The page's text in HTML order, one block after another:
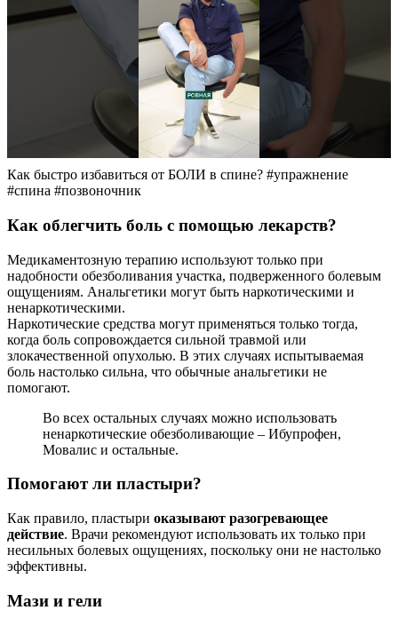
Как быстро избавиться от БОЛИ в спине? #упражнение
#спина #позвоночник
Как облегчить боль с помощью лекарств?
Медикаментозную терапию используют только при
надобности обезболивания участка, подверженного болевым
ощущениям. Анальгетики могут быть наркотическими и
ненаркотическими.
Наркотические средства могут применяться только тогда,
когда боль сопровождается сильной травмой или
злокачественной опухолью. В этих случаях испытываемая
боль настолько сильна, что обычные анальгетики не
помогают.
Во всех остальных случаях можно использовать
ненаркотические обезболивающие – Ибупрофен,
Мовалис и остальные.
Помогают ли пластыри?
Как правило, пластыри оказывают разогревающее
действие. Врачи рекомендуют использовать их только при
несильных болевых ощущениях, поскольку они не настолько
эффективны.
Мази и гели